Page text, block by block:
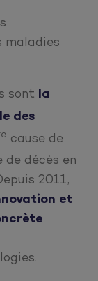
maladies
sont
la
des
cause de
de décès en
2011,
et